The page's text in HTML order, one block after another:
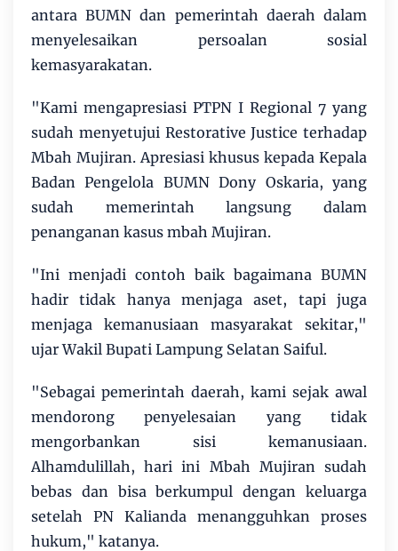
antara BUMN dan pemerintah daerah dalam
menyelesaikan persoalan sosial
kemasyarakatan.
"Kami mengapresiasi PTPN I Regional 7 yang
sudah menyetujui Restorative Justice terhadap
Mbah Mujiran. Apresiasi khusus kepada Kepala
Badan Pengelola BUMN Dony Oskaria, yang
sudah memerintah langsung dalam
penanganan kasus mbah Mujiran.
"Ini menjadi contoh baik bagaimana BUMN
hadir tidak hanya menjaga aset, tapi juga
menjaga kemanusiaan masyarakat sekitar,"
ujar Wakil Bupati Lampung Selatan Saiful.
"Sebagai pemerintah daerah, kami sejak awal
mendorong penyelesaian yang tidak
mengorbankan sisi kemanusiaan.
Alhamdulillah, hari ini Mbah Mujiran sudah
bebas dan bisa berkumpul dengan keluarga
setelah PN Kalianda menangguhkan proses
hukum," katanya.